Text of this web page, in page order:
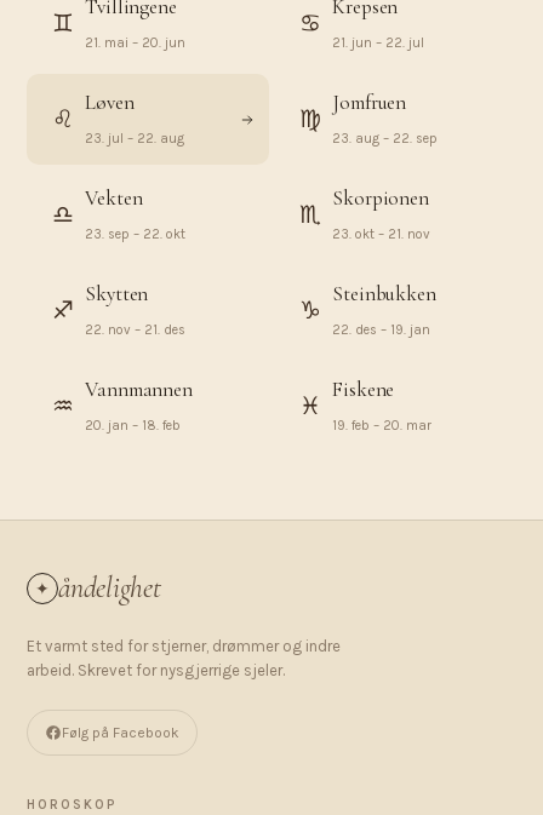
♊︎
Tvillingene
21. mai – 20. jun
♋︎
Krepsen
21. jun – 22. jul
♌︎
Løven
23. jul – 22. aug
♍︎
Jomfruen
23. aug – 22. sep
♎︎
Vekten
23. sep – 22. okt
♏︎
Skorpionen
23. okt – 21. nov
♐︎
Skytten
22. nov – 21. des
♑︎
Steinbukken
22. des – 19. jan
♒︎
Vannmannen
20. jan – 18. feb
♓︎
Fiskene
19. feb – 20. mar
✦ åndelighet
Et varmt sted for stjerner, drømmer og indre
arbeid. Skrevet for nysgjerrige sjeler.
Følg på Facebook
HOROSKOP